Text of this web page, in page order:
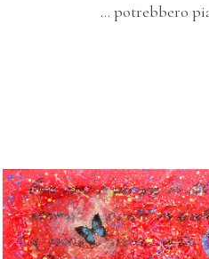
… potrebbero